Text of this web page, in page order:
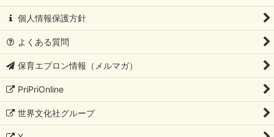
個人情報保護方針
よくある質問
保育エプロン情報（メルマガ）
PriPriOnline
世界文化社グループ